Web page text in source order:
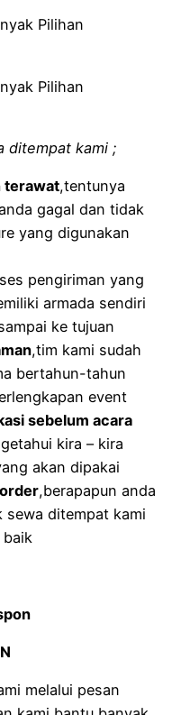
ditempat kami ;
terawat,tentunya
gagal dan tidak
yang digunakan
pengiriman yang
armada sendiri
ke tujuan
,tim kami sudah
bertahun-tahun
event
sebelum acara
kira – kira
akan dipakai
,berapapun anda
sewa ditempat kami
baik
melalui pesan